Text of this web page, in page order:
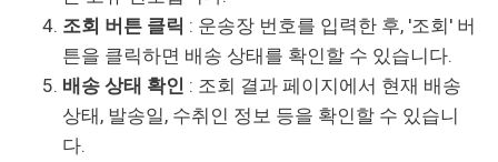
조회 버튼 클릭 : 운송장 번호를 입력한 후, '조회' 버
튼을 클릭하면 배송 상태를 확인할 수 있습니다.
배송 상태 확인 : 조회 결과 페이지에서 현재 배송
상태, 발송일, 수취인 정보 등을 확인할 수 있습니
다.